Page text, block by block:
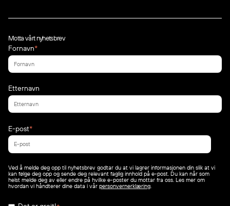
Motta vårt nyhetsbrev
Fornavn*
Etternavn
E-post*
Ved å melde deg opp til nyhetsbrev godtar du at vi lagrer informasjonen din slik at vi
kan følge deg opp og sende deg relevant faglig innhold på e-post. Du kan når som
helst melde deg av eller endre på hvilke e-poster du mottar fra oss. Les mer om
hvordan vi håndterer dine data i vår personvernerklæring.